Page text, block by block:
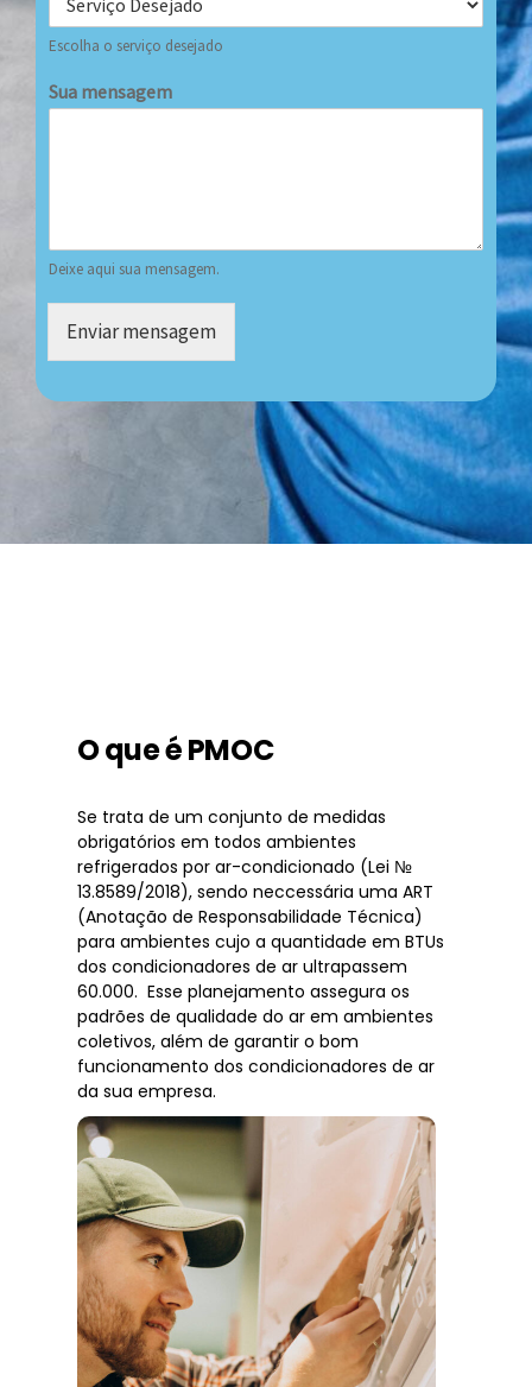
Escolha o serviço desejado
Sua mensagem
Deixe aqui sua mensagem.
Enviar mensagem
O que é PMOC
Se trata de um conjunto de medidas
obrigatórios em todos ambientes
refrigerados por ar-condicionado (Lei №
13.8589/2018), sendo neccessária uma ART
(Anotação de Responsabilidade Técnica)
para ambientes cujo a quantidade em BTUs
dos condicionadores de ar ultrapassem
60.000. Esse planejamento assegura os
padrões de qualidade do ar em ambientes
coletivos, além de garantir o bom
funcionamento dos condicionadores de ar
da sua empresa.